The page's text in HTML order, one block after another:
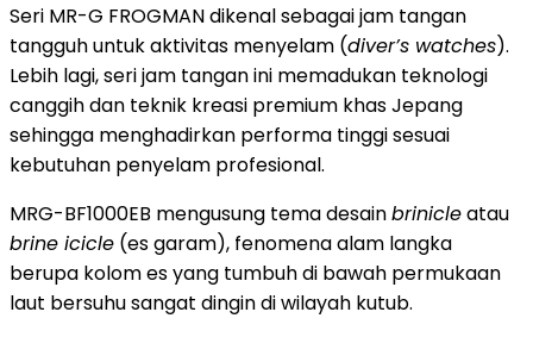
Seri MR-G FROGMAN dikenal sebagai jam tangan
tangguh untuk aktivitas menyelam (diver’s watches).
Lebih lagi, seri jam tangan ini memadukan teknologi
canggih dan teknik kreasi premium khas Jepang
sehingga menghadirkan performa tinggi sesuai
kebutuhan penyelam profesional.
MRG-BF1000EB mengusung tema desainbrinicleatau
brine icicle (es garam), fenomena alam langka
berupa kolom es yang tumbuh di bawah permukaan
laut bersuhu sangat dingin di wilayah kutub.